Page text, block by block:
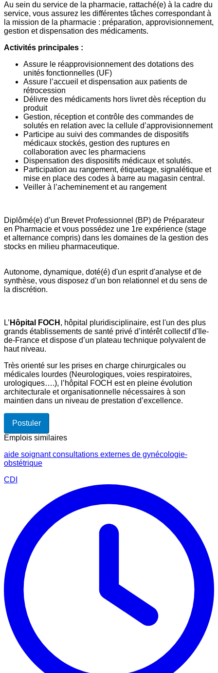
Au sein du service de la pharmacie, rattaché(e) à la cadre du
service, vous assurez les différentes tâches correspondant à
la mission de la pharmacie : préparation, approvisionnement,
gestion et dispensation des médicaments.
Activités principales :
Assure le réapprovisionnement des dotations des
unités fonctionnelles (UF)
Assure l’accueil et dispensation aux patients de
rétrocession
Délivre des médicaments hors livret dès réception du
produit
Gestion, réception et contrôle des commandes de
solutés en relation avec la cellule d’approvisionnement
Participe au suivi des commandes de dispositifs
médicaux stockés, gestion des ruptures en
collaboration avec les pharmaciens
Dispensation des dispositifs médicaux et solutés.
Participation au rangement, étiquetage, signalétique et
mise en place des codes à barre au magasin central.
Veiller à l’acheminement et au rangement
Diplômé(e) d’un Brevet Professionnel (BP) de Préparateur
en Pharmacie et vous possédez une 1re expérience (stage
et alternance compris) dans les domaines de la gestion des
stocks en milieu pharmaceutique.
Autonome, dynamique, doté(é) d'un esprit d'analyse et de
synthèse, vous disposez d’un bon relationnel et du sens de
la discrétion.
L’ Hôpital FOCH , hôpital pluridisciplinaire, est l'un des plus
grands établissements de santé privé d’intérêt collectif d'Ile-
de-France et dispose d’un plateau technique polyvalent de
haut niveau.
Très orienté sur les prises en charge chirurgicales ou
médicales lourdes (Neurologiques, voies respiratoires,
urologiques….), l’hôpital FOCH est en pleine évolution
architecturale et organisationnelle nécessaires à son
maintien dans un niveau de prestation d’excellence.
Postuler
Emplois similaires
aide soignant consultations externes de gynécologie-
obstétrique
CDI